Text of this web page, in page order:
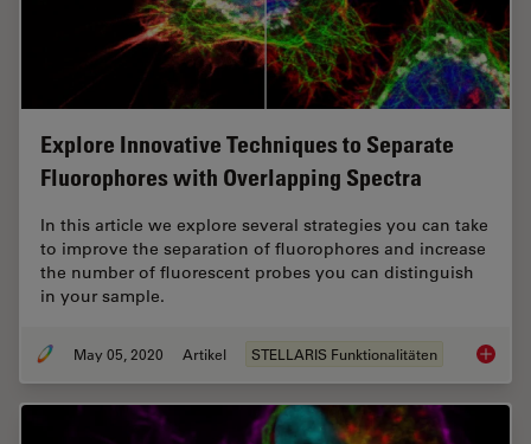
Explore Innovative Techniques to Separate
Fluorophores with Overlapping Spectra
In this article we explore several strategies you can take
to improve the separation of fluorophores and increase
the number of fluorescent probes you can distinguish
in your sample.
May 05, 2020 Artikel STELLARIS Funktionalitäten